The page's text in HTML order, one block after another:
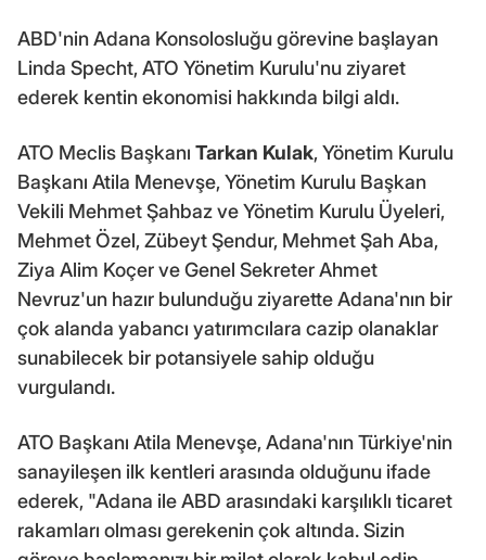
ABD'nin Adana Konsolosluğu görevine başlayan
Linda Specht, ATO Yönetim Kurulu'nu ziyaret
ederek kentin ekonomisi hakkında bilgi aldı.
ATO Meclis Başkanı Tarkan Kulak, Yönetim Kurulu
Başkanı Atila Menevşe, Yönetim Kurulu Başkan
Vekili Mehmet Şahbaz ve Yönetim Kurulu Üyeleri,
Mehmet Özel, Zübeyt Şendur, Mehmet Şah Aba,
Ziya Alim Koçer ve Genel Sekreter Ahmet
Nevruz'un hazır bulunduğu ziyarette Adana'nın bir
çok alanda yabancı yatırımcılara cazip olanaklar
sunabilecek bir potansiyele sahip olduğu
vurgulandı.
ATO Başkanı Atila Menevşe, Adana'nın Türkiye'nin
sanayileşen ilk kentleri arasında olduğunu ifade
ederek, "Adana ile ABD arasındaki karşılıklı ticaret
rakamları olması gerekenin çok altında. Sizin